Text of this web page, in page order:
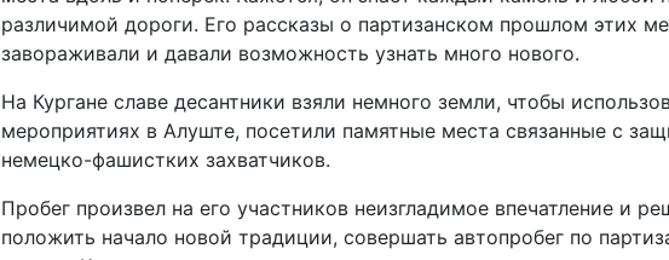
различимой дороги. Его рассказы о партизанском прошлом этих
завораживали и давали возможность узнать много нового.
На Кургане славе десантники взяли немного земли, чтобы
мероприятиях в Алуште, посетили памятные места связанные с
немецко-фашистких захватчиков.
Пробег произвел на его участников неизгладимое впечатление и
положить начало новой традиции, совершать автопробег по